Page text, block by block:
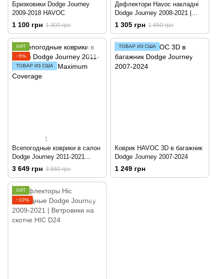
Бризковики Dodge Journey
2009-2018 HAVOC
1 100 грн 1 300 грн
Дефлектори Havoc накладні
Dodge Journey 2008-2021 |
Вітровики на скотчі MDJo0821
1 305 грн 1 450 грн
ХИТ
−5%
ТОВАР ИЗ США
1
Всепогодные коврики в салон
Dodge Journey 2011-2021
Havoc™ Maximum Coverage
3 649 грн 3 860 грн
ТОВАР ИЗ США
Коврик HAVOC 3D в багажник
Dodge Journey 2007-2024
1 249 грн
ХИТ
−10%